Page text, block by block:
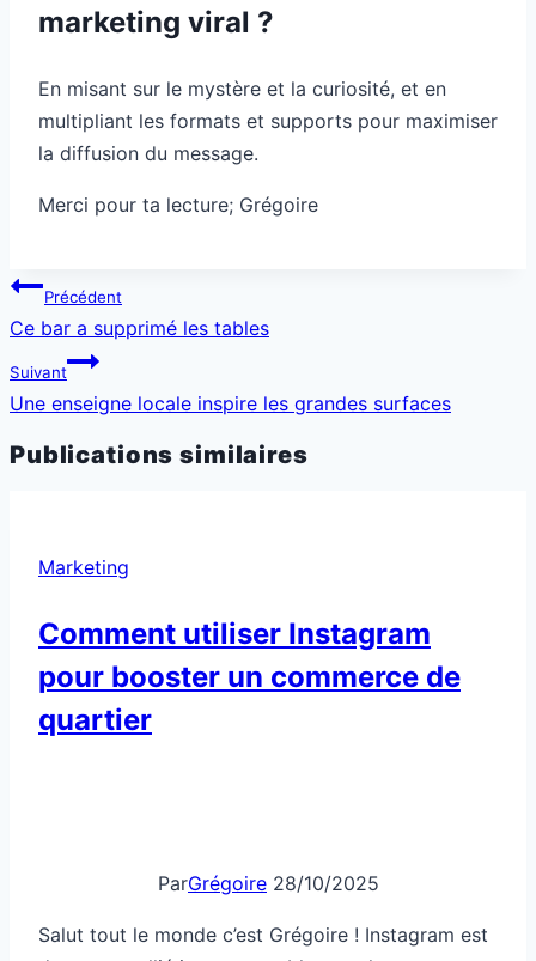
marketing viral ?
En misant sur le mystère et la curiosité, et en
multipliant les formats et supports pour maximiser
la diffusion du message.
Merci pour ta lecture; Grégoire
Navigation
de
l’article
Précédent
Ce bar a supprimé les tables
Suivant
Une enseigne locale inspire les grandes surfaces
Publications similaires
Marketing
Comment utiliser Instagram
pour booster un commerce de
quartier
ParGrégoire 28/10/2025
Salut tout le monde c’est Grégoire ! Instagram est